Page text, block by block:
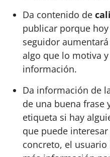
Da contenido de
publicar porque
seguidor
algo que lo motiva
información.
Da información de
de una buena frase
etiqueta si hay
que puede
concreto, el